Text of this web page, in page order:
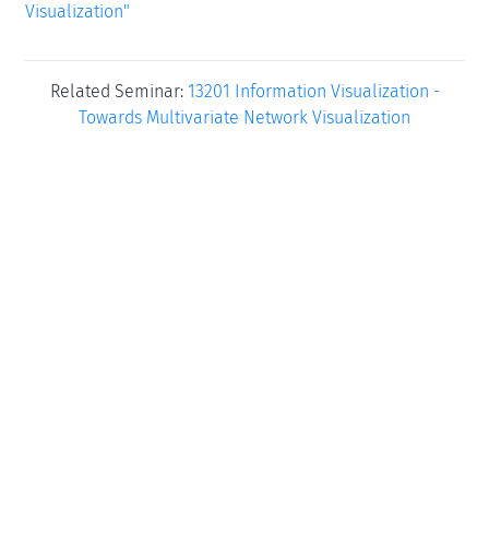
Visualization"
Related Seminar: 13201 Information Visualization -
Towards Multivariate Network Visualization